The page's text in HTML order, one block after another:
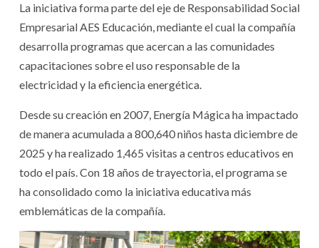
La iniciativa forma parte del eje de Responsabilidad Social
Empresarial AES Educación, mediante el cual la compañía
desarrolla programas que acercan a las comunidades
capacitaciones sobre el uso responsable de la
electricidad y la eficiencia energética.
Desde su creación en 2007, Energía Mágica ha impactado
de manera acumulada a 800,640 niños hasta diciembre de
2025 y ha realizado 1,465 visitas a centros educativos en
todo el país. Con 18 años de trayectoria, el programa se
ha consolidado como la iniciativa educativa más
emblemáticas de la compañía.